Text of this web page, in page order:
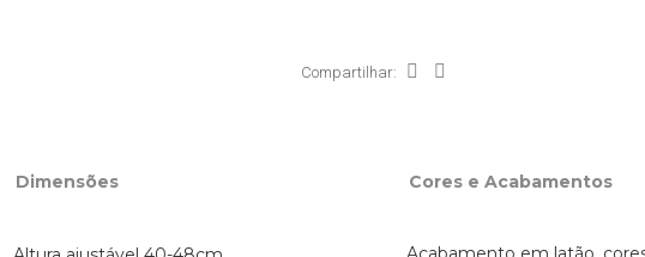
Compartilhar:
Dimensões Cores e Acabamentos